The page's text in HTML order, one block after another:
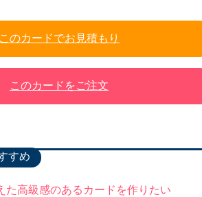
このカードでお見積もり
このカードをご注文
すめ
た高級感のあるカードを作りたい